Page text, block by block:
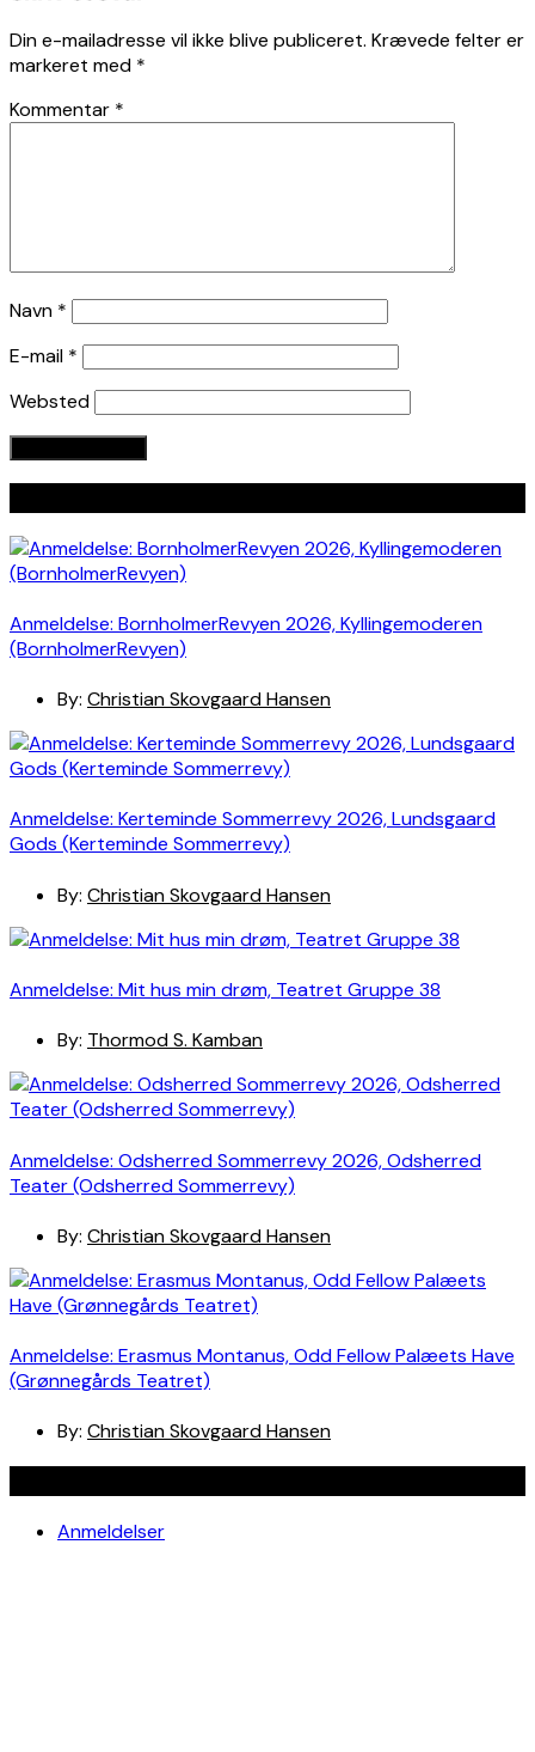
Din e-mailadresse vil ikke blive publiceret. Krævede felter er
markeret med *
Kommentar *
Navn *
E-mail *
Websted
Anmeldelse: BornholmerRevyen 2026, Kyllingemoderen
(BornholmerRevyen)
By: Christian Skovgaard Hansen
Anmeldelse: Kerteminde Sommerrevy 2026, Lundsgaard
Gods (Kerteminde Sommerrevy)
By: Christian Skovgaard Hansen
Anmeldelse: Mit hus min drøm, Teatret Gruppe 38
By: Thormod S. Kamban
Anmeldelse: Odsherred Sommerrevy 2026, Odsherred
Teater (Odsherred Sommerrevy)
By: Christian Skovgaard Hansen
Anmeldelse: Erasmus Montanus, Odd Fellow Palæets Have
(Grønnegårds Teatret)
By: Christian Skovgaard Hansen
Anmeldelser